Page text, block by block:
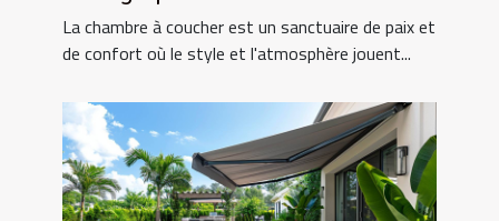
chaleureuse en chambre
La chambre à coucher est un sanctuaire de paix et
de confort où le style et l'atmosphère jouent...